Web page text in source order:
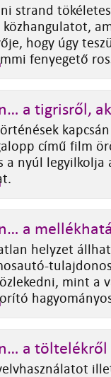
strand
közhangulatot,
hogy úgy
fenyegető
a tigrisről,
című film
a nyúl legyilkolja
a
helyzet
mint a
a töltelékről